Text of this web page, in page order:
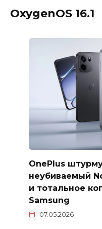
OxygenOS 16.1
OnePlus
неубиваемый
и тотальное
Samsung
07.05.2026